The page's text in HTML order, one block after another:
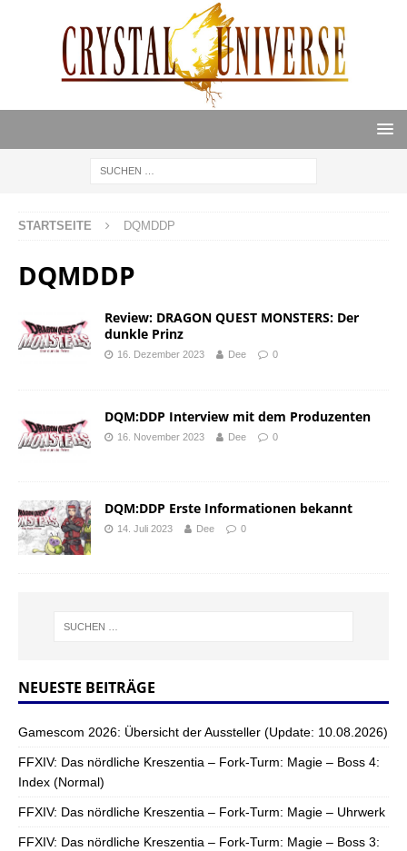
STARTSEITE DQMDDP
DQMDDP
Review: DRAGON QUEST MONSTERS: Der
dunkle Prinz
16. Dezember 2023 Dee 0
DQM:DDP Interview mit dem Produzenten
16. November 2023 Dee 0
DQM:DDP Erste Informationen bekannt
14. Juli 2023 Dee 0
NEUESTE BEITRÄGE
Gamescom 2026: Übersicht der Aussteller (Update: 10.08.2026)
FFXIV: Das nördliche Kreszentia – Fork-Turm: Magie – Boss 4:
Index (Normal)
FFXIV: Das nördliche Kreszentia – Fork-Turm: Magie – Uhrwerk
FFXIV: Das nördliche Kreszentia – Fork-Turm: Magie – Boss 3: